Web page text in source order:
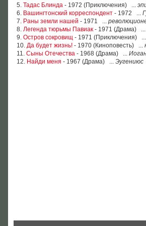
5. Тадас Блинда - 1972 (Приключения) ...
6. Вашингтонский корреспондент - 1972 ...
7. Раны земли нашей - 1971 ...
8. Легенда тюрьмы Павиак - 1971 (Драма)
9. Остров сокровищ - 1971 (Приключения)
10. Да будет жизнь! - 1970 (Киноповесть) ...
11. Сыны Отечества - 1968 (Драма) ...
12. Найди меня - 1967 (Драма) ... Эугениюс